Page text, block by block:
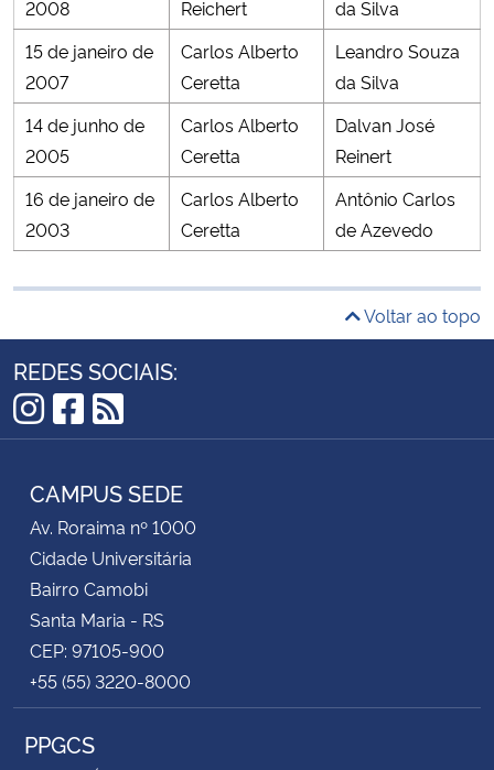
2008
Reichert
da Silva
15 de janeiro de
2007
Carlos Alberto
Ceretta
Leandro Souza
da Silva
14 de junho de
2005
Carlos Alberto
Ceretta
Dalvan José
Reinert
16 de janeiro de
2003
Carlos Alberto
Ceretta
Antônio Carlos
de Azevedo
Voltar ao topo
REDES SOCIAIS:
Instagram
Facebook
RSS
CAMPUS SEDE
Av. Roraima nº 1000
Cidade Universitária
Bairro Camobi
Santa Maria - RS
CEP: 97105-900
+55 (55) 3220-8000
PPGCS